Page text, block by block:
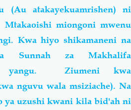
(Au atakayekuamrishen) ni
Mtakaoishi miongoni mwenu
Kwa hiyo shikamaneni na
Sunnah za Makhalifa
yangu. Ziumeni kwa
nguvu wala msiziache). Na
ya uzushi kwani kila bid'ah ni